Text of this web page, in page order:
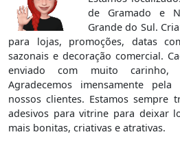
de Gramado e
Grande do Sul.
para lojas, promoções, datas
sazonais e decoração comercial.
enviado com muito carinho,
Agradecemos imensamente
nossos clientes. Estamos sempre
adesivos para vitrine para deixar
mais bonitas, criativas e atrativas.